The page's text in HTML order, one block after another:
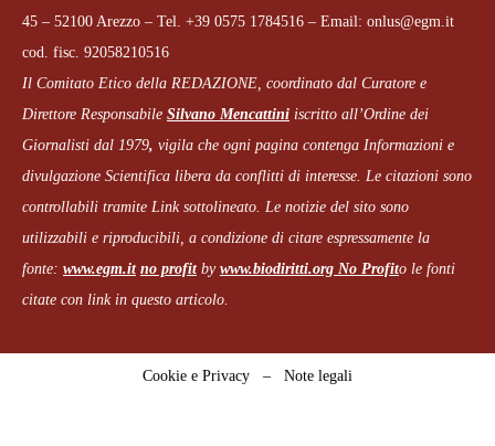
45 – 52100 Arezzo – Tel. +39 0575 1784516 – Email: onlus@egm.it
cod. fisc. 92058210516
Il Comitato Etico della REDAZIONE, coordinato dal Curatore e
Direttore Responsabile Silvano Mencattini iscritto all’Ordine dei
Giornalisti dal 1979, vigila che ogni pagina contenga Informazioni e
divulgazione Scientifica libera da conflitti di interesse. Le citazioni sono
controllabili tramite Link sottolineato. Le notizie del sito sono
utilizzabili e riproducibili, a condizione di citare espressamente la
fonte: www.egm.it no profitby www.biodiritti.org No Profito le fonti
citate con link in questo articolo.
Cookie e Privacy – Note legali